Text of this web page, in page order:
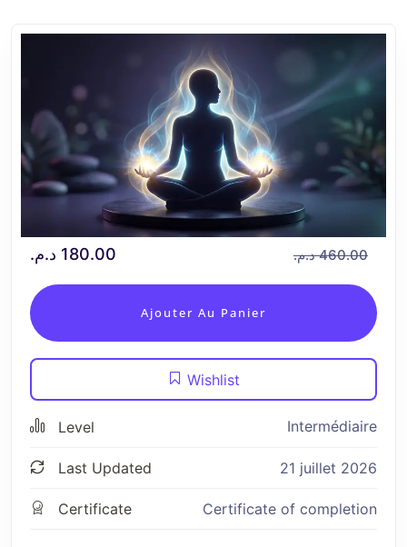
180.00 د.م. 460.00 د.م.
Ajouter Au Panier
Wishlist
Level Intermédiaire
Last Updated 21 juillet 2026
Certificate Certificate of completion